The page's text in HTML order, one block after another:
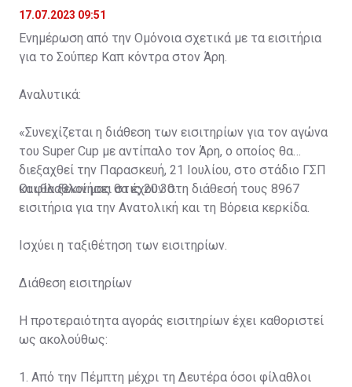
17.07.2023 09:51
Ενημέρωση από την Ομόνοια σχετικά με τα εισιτήρια
για το Σούπερ Καπ κόντρα στον Άρη.
Αναλυτικά:
«Συνεχίζεται η διάθεση των εισιτηρίων για τον αγώνα
του Super Cup με αντίπαλο τον Άρη, ο οποίος θα
διεξαχθεί την Παρασκευή, 21 Ιουλίου, στο στάδιο ΓΣΠ
και θα ξεκινήσει στις 20:30.
Οι φίλαθλοί μας θα έχουν στη διάθεσή τους 8967
εισιτήρια για την Ανατολική και τη Βόρεια κερκίδα.
Ισχύει η ταξιθέτηση των εισιτηρίων.
Διάθεση εισιτηρίων
Η προτεραιότητα αγοράς εισιτηρίων έχει καθοριστεί
ως ακολούθως:
1. Από την Πέμπτη μέχρι τη Δευτέρα όσοι φίλαθλοι